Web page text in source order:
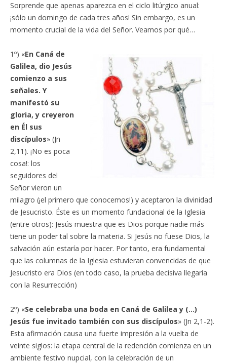
Sorprende que apenas aparezca en el ciclo litúrgico anual:
¡sólo un domingo de cada tres años! Sin embargo, es un
momento crucial de la vida del Señor. Veamos por qué…
1º) «En Caná de
Galilea, dio Jesús
comienzo a sus
señales. Y
manifestó su
gloria, y creyeron
en Él sus
discípulos» (Jn
2,11). ¡No es poca
cosa!: los
seguidores del
Señor vieron un
milagro (¡el primero que conocemos!) y aceptaron la divinidad
de Jesucristo. Éste es un momento fundacional de la Iglesia
(entre otros): Jesús muestra que es Dios porque nadie más
tiene un poder tal sobre la materia. Si Jesús no fuese Dios, la
salvación aún estaría por hacer. Por tanto, era fundamental
que las columnas de la Iglesia estuvieran convencidas de que
Jesucristo era Dios (en todo caso, la prueba decisiva llegaría
con la Resurrección)
2º) «Se celebraba una boda en Caná de Galilea y (…)
Jesús fue invitado también con sus discípulos» (Jn 2,1-2).
Esta afirmación causa una fuerte impresión a la vuelta de
veinte siglos: la etapa central de la redención comienza en un
ambiente festivo nupcial, con la celebración de un